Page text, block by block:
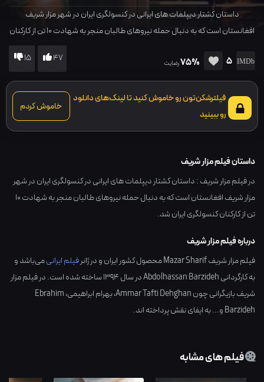
داستان کشتار دیپلمات های ایرانی در کنسولگری ایران در شهر مزار شریف
افغانستان است که به دنبال حمله نیروهای طالبان منجر به شهادت 10 تن از کارکنان
5
75%رضایت 47
15
فیلترشکن‌تون رو خاموش کنید تا لینک‌های دانلود
رو ببینید
خاموش کردم
داستان فیلم مزار شریف
در فیلم مزار شریف : داستان کشتار دیپلمات های ایرانی در کنسولگری ایران در شهر
مزار شریف افغانستان است که به دنبال حمله نیروهای طالبان منجر به شهادت 10
تن از کارکنان کنسولگری ایران شد.
درباره فیلم مزار شریف
فیلم مزار شریف Mazar Sharif محصول کشور ایرانو در ژانرفیلم ایرانیمی‌باشد و
به کارگردانیAbdolhassan Barzidehدر سال1394ساخته شده است. در فیلم مزار
شریف بازیگرانی چونAmmar Tafti Dehghan،بهرام ابراهیمی،Ebrahim
Barzidehو... به ایفای نقش پرداخته اند.
فیلم های مشابه